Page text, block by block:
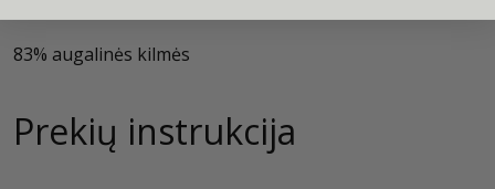
83% augalinės kilmės
Prekių instrukcija